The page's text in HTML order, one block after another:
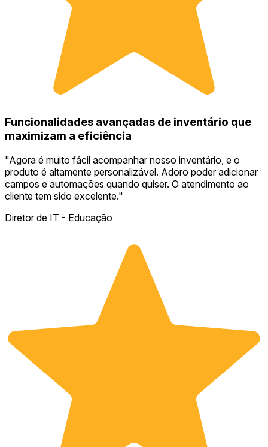
Funcionalidades avançadas de inventário que
maximizam a eficiência
"Agora é muito fácil acompanhar nosso inventário, e o
produto é altamente personalizável. Adoro poder adicionar
campos e automações quando quiser. O atendimento ao
cliente tem sido excelente."
Diretor de IT - Educação